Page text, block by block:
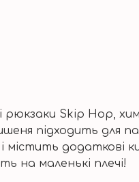
рюкзаки Skip Hop,
підходить для
і містить додаткові
на маленькі плечі!